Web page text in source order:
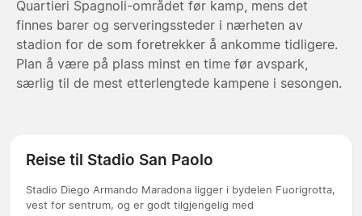
Quartieri Spagnoli-området før kamp, mens det
finnes barer og serveringssteder i nærheten av
stadion for de som foretrekker å ankomme tidligere.
Plan å være på plass minst en time før avspark,
særlig til de mest etterlengtede kampene i sesongen.
Reise til Stadio San Paolo
Stadio Diego Armando Maradona ligger i bydelen Fuorigrotta,
vest for sentrum, og er godt tilgjengelig med